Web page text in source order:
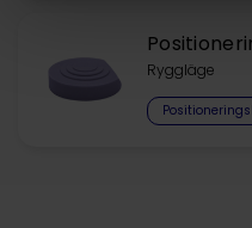
Ryggläge